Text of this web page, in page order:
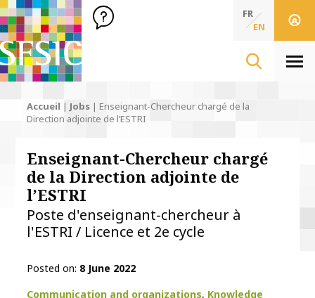
SFSIC Société Française des Sciences de l'Information & de
Société Française des Sciences de
FR
EN
Accueil | Jobs | Enseignant-Chercheur chargé de la
Direction adjointe de l’ESTRI
Enseignant-Chercheur chargé
de la Direction adjointe de
l’ESTRI
Poste d'enseignant-chercheur à
l'ESTRI / Licence et 2e cycle
Posted on 8 June 2022
Thématiques
Communication and organizations Knowledge